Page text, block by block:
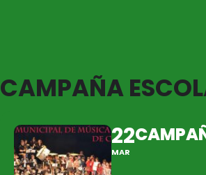
CAMPAÑA
22
MAR